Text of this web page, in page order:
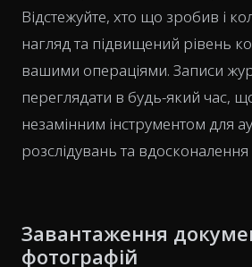
Відстежуйте, хто що зробив і
нагляд та підвищений рівень
вашими операціями. Записи
переглядати в будь-який час,
незамінним інструментом для
розслідувань та вдосконалення
Завантаження
фотографій